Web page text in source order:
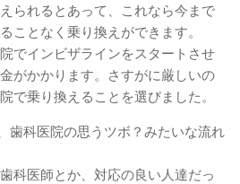
られるとあって、これなら今まで
ことなく乗り換えができます。
でインビザラインをスタートさせ
がかかります。さすがに厳しいの
で乗り換えることを選びました。
歯科医院の思うツボ？みたいな流れ
科医師とか、対応の良い人達だっ